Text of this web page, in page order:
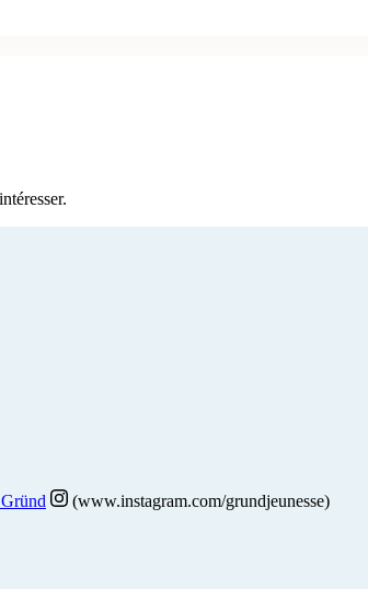
(www.instagram.com/grundjeunesse)